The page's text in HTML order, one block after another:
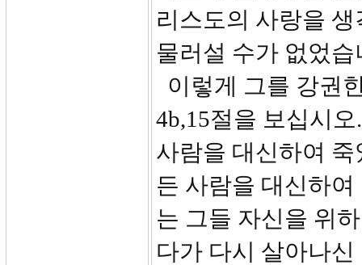
리스도의 사랑을
물러설 수가 없었습
이렇게 그를 강권
4b,15절을 보십시
사람을 대신하여
든 사람을 대신하
는 그들 자신을 위
다가 다시 살아나